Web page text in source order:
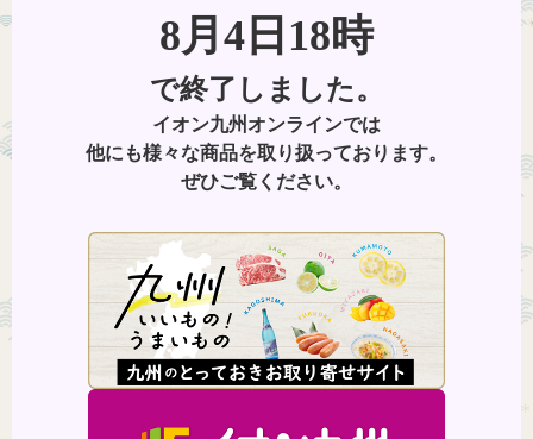
8月4日18時
で終了しました。
イオン九州オンラインでは
他にも様々な商品を取り扱っております。
ぜひご覧ください。